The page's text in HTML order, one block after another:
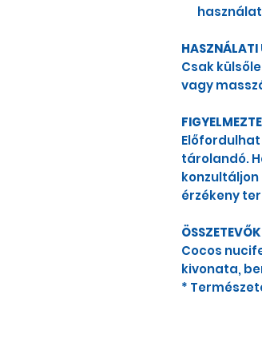
HASZNÁLATI
Csak
vagy
tárolandó.
konzultáljon
érzékeny
Cocos
kivonata,
*